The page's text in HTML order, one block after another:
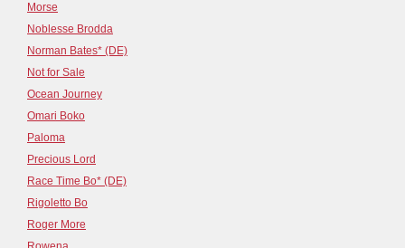
Morse
Noblesse Brodda
Norman Bates* (DE)
Not for Sale
Ocean Journey
Omari Boko
Paloma
Precious Lord
Race Time Bo* (DE)
Rigoletto Bo
Roger More